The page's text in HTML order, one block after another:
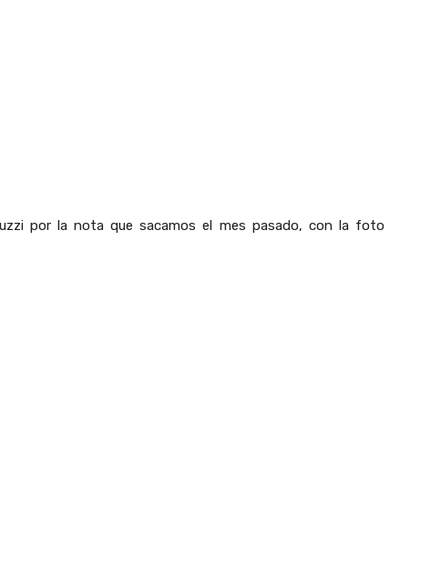
por la nota que sacamos el mes pasado, con la foto